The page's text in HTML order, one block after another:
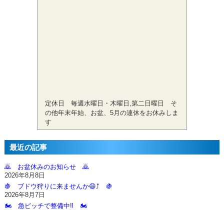
定休日 毎週水曜日・木曜日,第二日曜日 そ
の他年末年始、お盆、5月の連休をお休みしま
す
最近の記事
🙇‍ お盆休みのお知らせ 🙇‍
2026年8月8日
🍇 ブドウ狩りに来ませんか😄⤴️ 🍇
2026年8月7日
🏍️ 急ピッチで整備中‼️ 🏍️